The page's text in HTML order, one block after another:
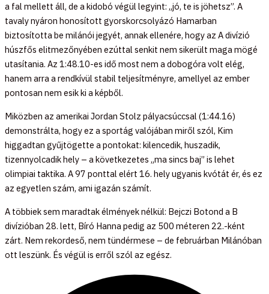
a fal mellett áll, de a kidobó végül legyint: „jó, te is jöhetsz”. A
tavaly nyáron honosított gyorskorcsolyázó Hamarban
biztosította be milánói jegyét, annak ellenére, hogy az A divízió
húszfős elitmezőnyében ezúttal senkit nem sikerült maga mögé
utasítania. Az 1:48.10-es idő most nem a dobogóra volt elég,
hanem arra a rendkívül stabil teljesítményre, amellyel az ember
pontosan nem esik ki a képből.
Miközben az amerikai Jordan Stolz pályacsúccsal (1:44.16)
demonstrálta, hogy ez a sportág valójában miről szól, Kim
higgadtan gyűjtögette a pontokat: kilencedik, huszadik,
tizennyolcadik hely – a következetes „ma sincs baj” is lehet
olimpiai taktika. A 97 ponttal elért 16. hely ugyanis kvótát ér, és ez
az egyetlen szám, ami igazán számít.
A többiek sem maradtak élmények nélkül: Bejczi Botond a B
divízióban 28. lett, Bíró Hanna pedig az 500 méteren 22.-ként
zárt. Nem rekordeső, nem tündérmese – de februárban Milánóban
ott leszünk. És végül is erről szól az egész.